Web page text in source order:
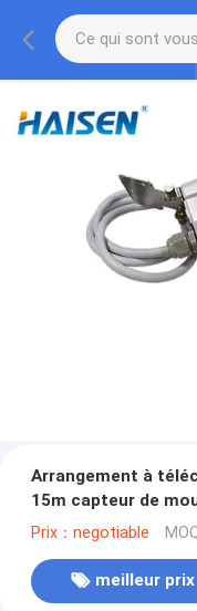
Arrangement à
15m capteur de
Dimmable
Prix：negotiable
meilleur prix